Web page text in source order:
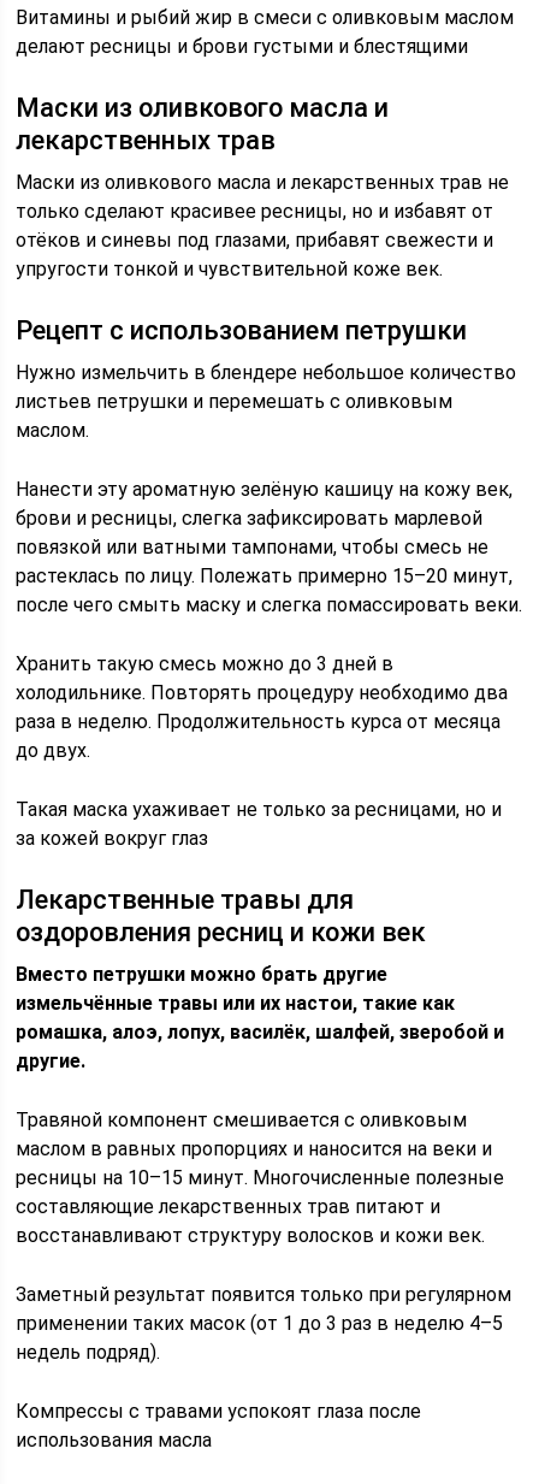
Витамины и рыбий жир в смеси с оливковым маслом
делают ресницы и брови густыми и блестящими
Маски из оливкового масла и
лекарственных трав
Маски из оливкового масла и лекарственных трав не
только сделают красивее ресницы, но и избавят от
отёков и синевы под глазами, прибавят свежести и
упругости тонкой и чувствительной коже век.
Рецепт с использованием петрушки
Нужно измельчить в блендере небольшое количество
листьев петрушки и перемешать с оливковым
маслом.
Нанести эту ароматную зелёную кашицу на кожу век,
брови и ресницы, слегка зафиксировать марлевой
повязкой или ватными тампонами, чтобы смесь не
растеклась по лицу. Полежать примерно 15–20 минут,
после чего смыть маску и слегка помассировать веки.
Хранить такую смесь можно до 3 дней в
холодильнике. Повторять процедуру необходимо два
раза в неделю. Продолжительность курса от месяца
до двух.
Такая маска ухаживает не только за ресницами, но и
за кожей вокруг глаз
Лекарственные травы для
оздоровления ресниц и кожи век
Вместо петрушки можно брать другие
измельчённые травы или их настои, такие как
ромашка, алоэ, лопух, василёк, шалфей, зверобой и
другие.
Травяной компонент смешивается с оливковым
маслом в равных пропорциях и наносится на веки и
ресницы на 10–15 минут. Многочисленные полезные
составляющие лекарственных трав питают и
восстанавливают структуру волосков и кожи век.
Заметный результат появится только при регулярном
применении таких масок (от 1 до 3 раз в неделю 4–5
недель подряд).
Компрессы с травами успокоят глаза после
использования масла